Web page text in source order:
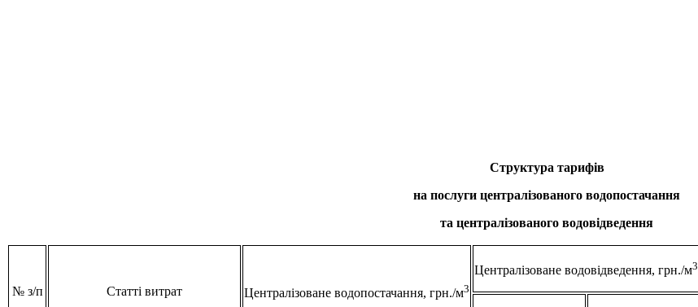
Структура тарифів
на послуги централізованого водопостачання
та централізованого водовідведення
№ з/п Статті витрат Централізоване водопостачання, грн./м3
Централізоване водовідведення, грн./м3